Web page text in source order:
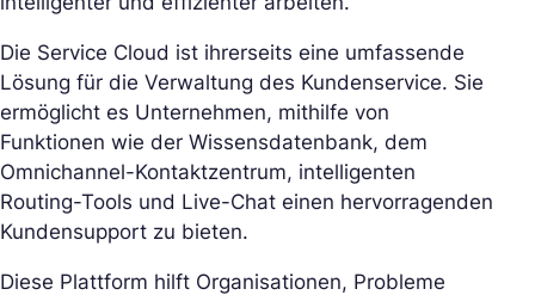
Die Service Cloud ist ihrerseits eine umfassende
Lösung für die Verwaltung des Kundenservice. Sie
ermöglicht es Unternehmen, mithilfe von
Funktionen wie der Wissensdatenbank, dem
Omnichannel-Kontaktzentrum, intelligenten
Routing-Tools und Live-Chat einen hervorragenden
Kundensupport zu bieten.
Diese Plattform hilft Organisationen, Probleme